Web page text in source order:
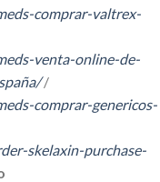
comprar-valtrex-
venta-online-de-
/
comprar-genericos-
skelaxin-purchase-